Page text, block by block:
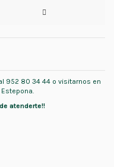
952 80 34 44 o visitarnos en
atenderte!!